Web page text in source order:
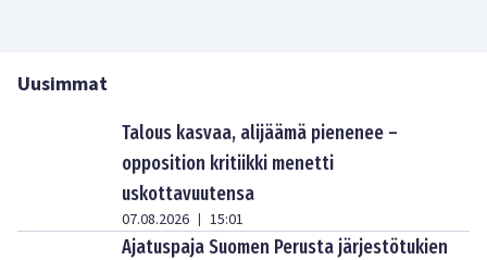
Uusimmat
Talous kasvaa, alijäämä pienenee –
opposition kritiikki menetti
uskottavuutensa
07.08.2026 | 15:01
Ajatuspaja Suomen Perusta järjestötukien